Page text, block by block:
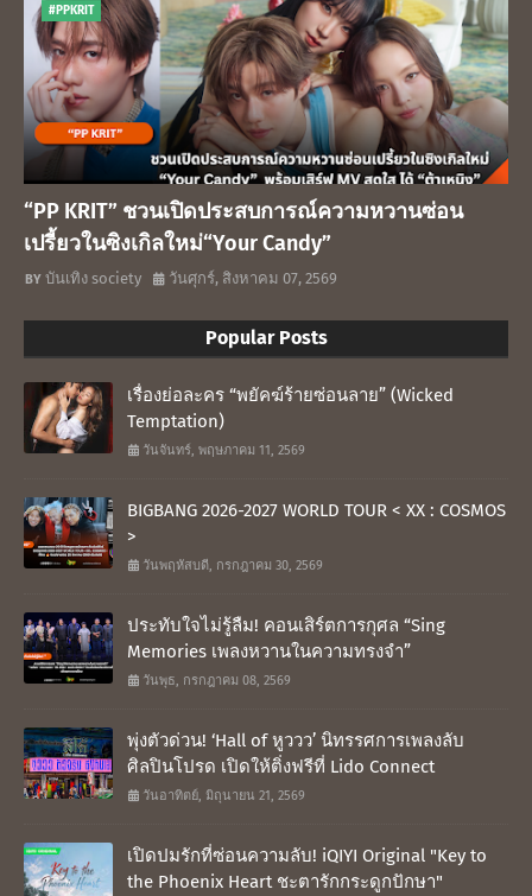
#PPKRIT
“PP KRIT” ชวนเปิดประสบการณ์ความหวานซ่อน
เปรี้ยวในซิงเกิลใหม่“Your Candy”
บันเทิง society วันศุกร์, สิงหาคม 07, 2569
Popular Posts
เรื่องย่อละคร “พยัคฆ์ร้ายซ่อนลาย” (Wicked
Temptation)
วันจันทร์, พฤษภาคม 11, 2569
BIGBANG 2026-2027 WORLD TOUR < XX : COSMOS
>
วันพฤหัสบดี, กรกฎาคม 30, 2569
ประทับใจไม่รู้ลืม! คอนเสิร์ตการกุศล “Sing
Memories เพลงหวานในความทรงจำ”
วันพุธ, กรกฎาคม 08, 2569
พุ่งตัวด่วน! ‘Hall of หูววว’ นิทรรศการเพลงลับ
ศิลปินโปรด เปิดให้ติ่งฟรีที่ Lido Connect
วันอาทิตย์, มิถุนายน 21, 2569
เปิดปมรักที่ซ่อนความลับ! iQIYI Original "Key to
the Phoenix Heart ชะตารักกระดูกปักษา"